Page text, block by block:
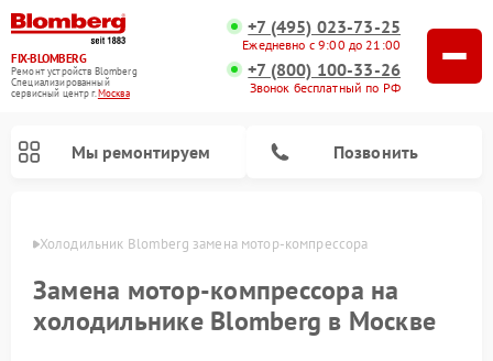
FIX-BLOMBERG
Ремонт устройств Blomberg
Специализированный
cервисный центр г.Москва
+7 (495) 023-73-25
Ежедневно с 9:00 до 21:00
+7 (800) 100-33-26
Звонок бесплатный по РФ
Мы ремонтируем Позвонить
Холодильник Blomberg замена мотор-компрессора
Замена мотор-компрессора на
холодильнике Blomberg в Москве